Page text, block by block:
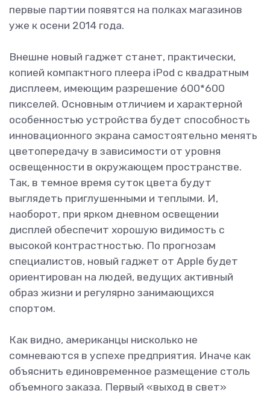
первые партии появятся на полках магазинов
уже к осени 2014 года.
Внешне новый гаджет станет, практически,
копией компактного плеера iPod с квадратным
дисплеем, имеющим разрешение 600*600
пикселей. Основным отличием и характерной
особенностью устройства будет способность
инновационного экрана самостоятельно менять
цветопередачу в зависимости от уровня
освещенности в окружающем пространстве.
Так, в темное время суток цвета будут
выглядеть приглушенными и теплыми. И,
наоборот, при ярком дневном освещении
дисплей обеспечит хорошую видимость с
высокой контрастностью. По прогнозам
специалистов, новый гаджет от Apple будет
ориентирован на людей, ведущих активный
образ жизни и регулярно занимающихся
спортом.
Как видно, американцы нисколько не
сомневаются в успехе предприятия. Иначе как
объяснить единовременное размещение столь
объемного заказа. Первый «выход в свет»